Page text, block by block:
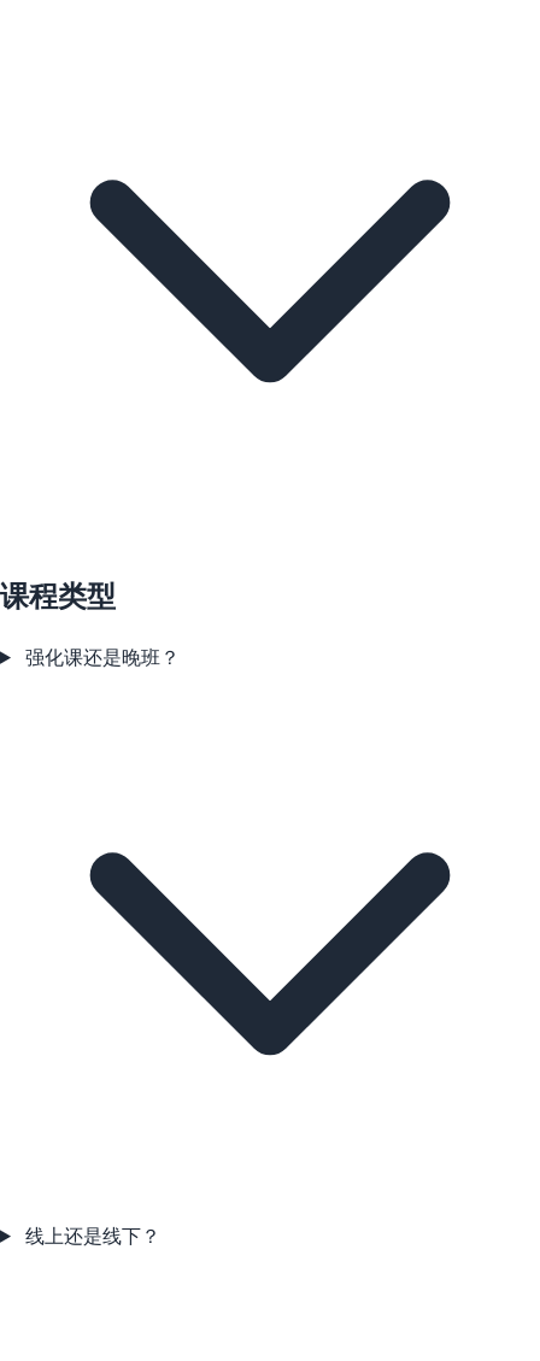
课程类型
强化课还是晚班？
线上还是线下？